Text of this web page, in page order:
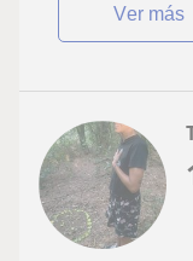
ver más